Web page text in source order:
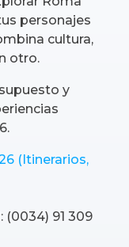
personajes
cultura,
otro.
y
(Itinerarios,
(0034) 91 309